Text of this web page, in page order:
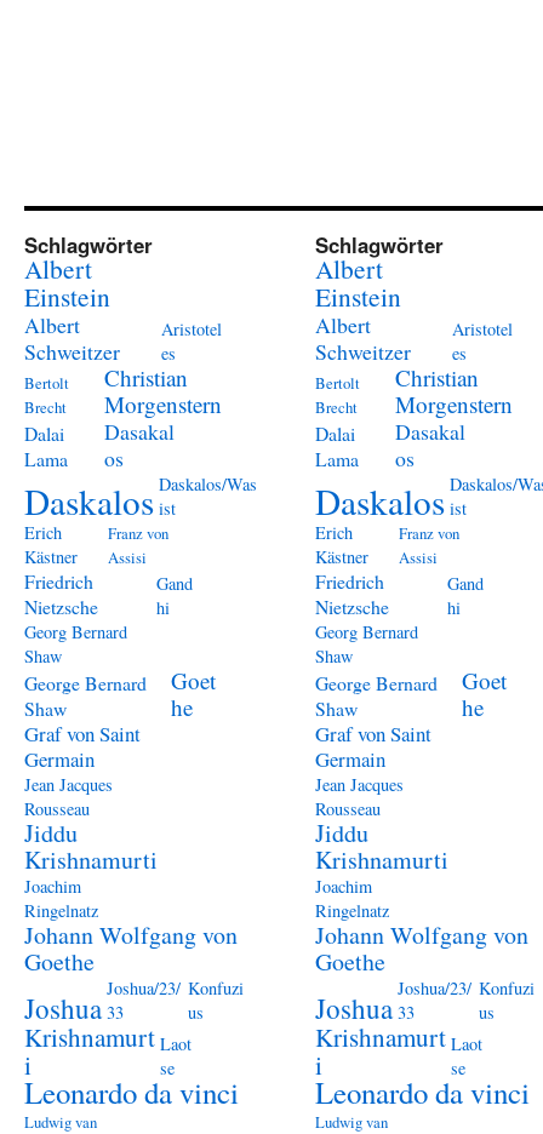
Schlagwörter
Albert
Einstein
Albert
Schweitzer
Aristotel
es
Bertolt
Brecht
Christian
Morgenstern
Dalai
Lama
Dasakal
os
Daskalos Daskalos/Was
ist
Erich
Kästner
Franz von
Assisi
Friedrich
Nietzsche
Gand
hi
Georg Bernard
Shaw
George Bernard
Shaw
Goet
he
Graf von Saint
Germain
Jean Jacques
Rousseau
Jiddu
Krishnamurti
Joachim
Ringelnatz
Johann Wolfgang von
Goethe
Joshua
Joshua/23/
33
Konfuzi
us
Krishnamurt
i
Laot
se
Leonardo da vinci
Ludwig van
Schlagwörter
Albert
Einstein
Albert
Schweitzer
Aristotel
es
Bertolt
Brecht
Christian
Morgenstern
Dalai
Lama
Dasakal
os
Daskalos Daskalos/
ist
Erich
Kästner
Franz von
Assisi
Friedrich
Nietzsche
Gand
hi
Georg Bernard
Shaw
George Bernard
Shaw
Goet
he
Graf von Saint
Germain
Jean Jacques
Rousseau
Jiddu
Krishnamurti
Joachim
Ringelnatz
Johann Wolfgang von
Goethe
Joshua
Joshua/23/
33
Konfuzi
us
Krishnamurt
i
Laot
se
Leonardo da vinci
Ludwig van